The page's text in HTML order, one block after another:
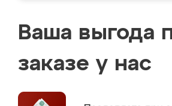
Ваша выгода
заказе у нас